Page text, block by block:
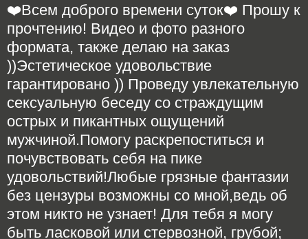
❤️Всем доброго времени суток❤️ Прошу к
прочтению! Видео и фото разного
формата, также делаю на заказ
))Эстетическое удовольствие
гарантировано )) Проведу увлекательную
сексуальную беседу со страждущим
острых и пикантных ощущений
мужчиной.Помогу раскрепоститься и
почувствовать себя на пике
удовольствий!Любые грязные фантазии
без цензуры возможны со мной,ведь об
этом никто не узнает! Для тебя я могу
быть ласковой или стервозной, грубой;